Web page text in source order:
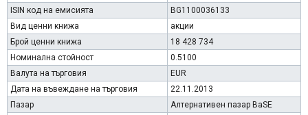
ISIN код на емисията
BG1100036133
Вид ценни книжа
акции
Брой ценни книжа
18 428 734
Номинална стойност
0.5100
Валута на търговия
EUR
Дата на въвеждане на търговия
22.11.2013
Пазар
Алтернативен пазар BaSE